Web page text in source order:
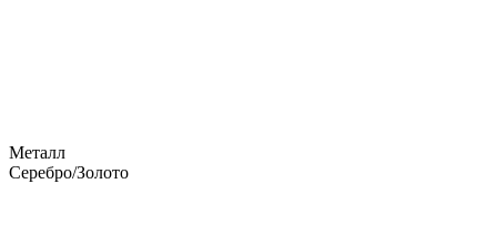
Металл
Серебро/Золото